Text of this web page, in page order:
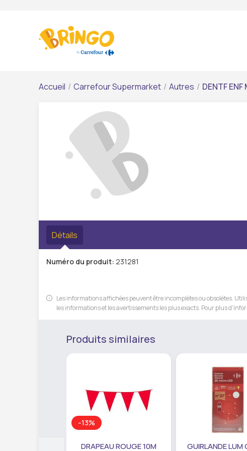
Accueil / Carrefour Supermarket / Autres / DENTF ENF
Détails
Numéro du produit: 231281
Les informations affichées peuvent être incomplètes ou obsolètes.
les informations et les avertissements les plus exacts. Pour plus
Produits similaires
-13%
DRAPEAU ROUGE 10M
GUIRLANDE LUM